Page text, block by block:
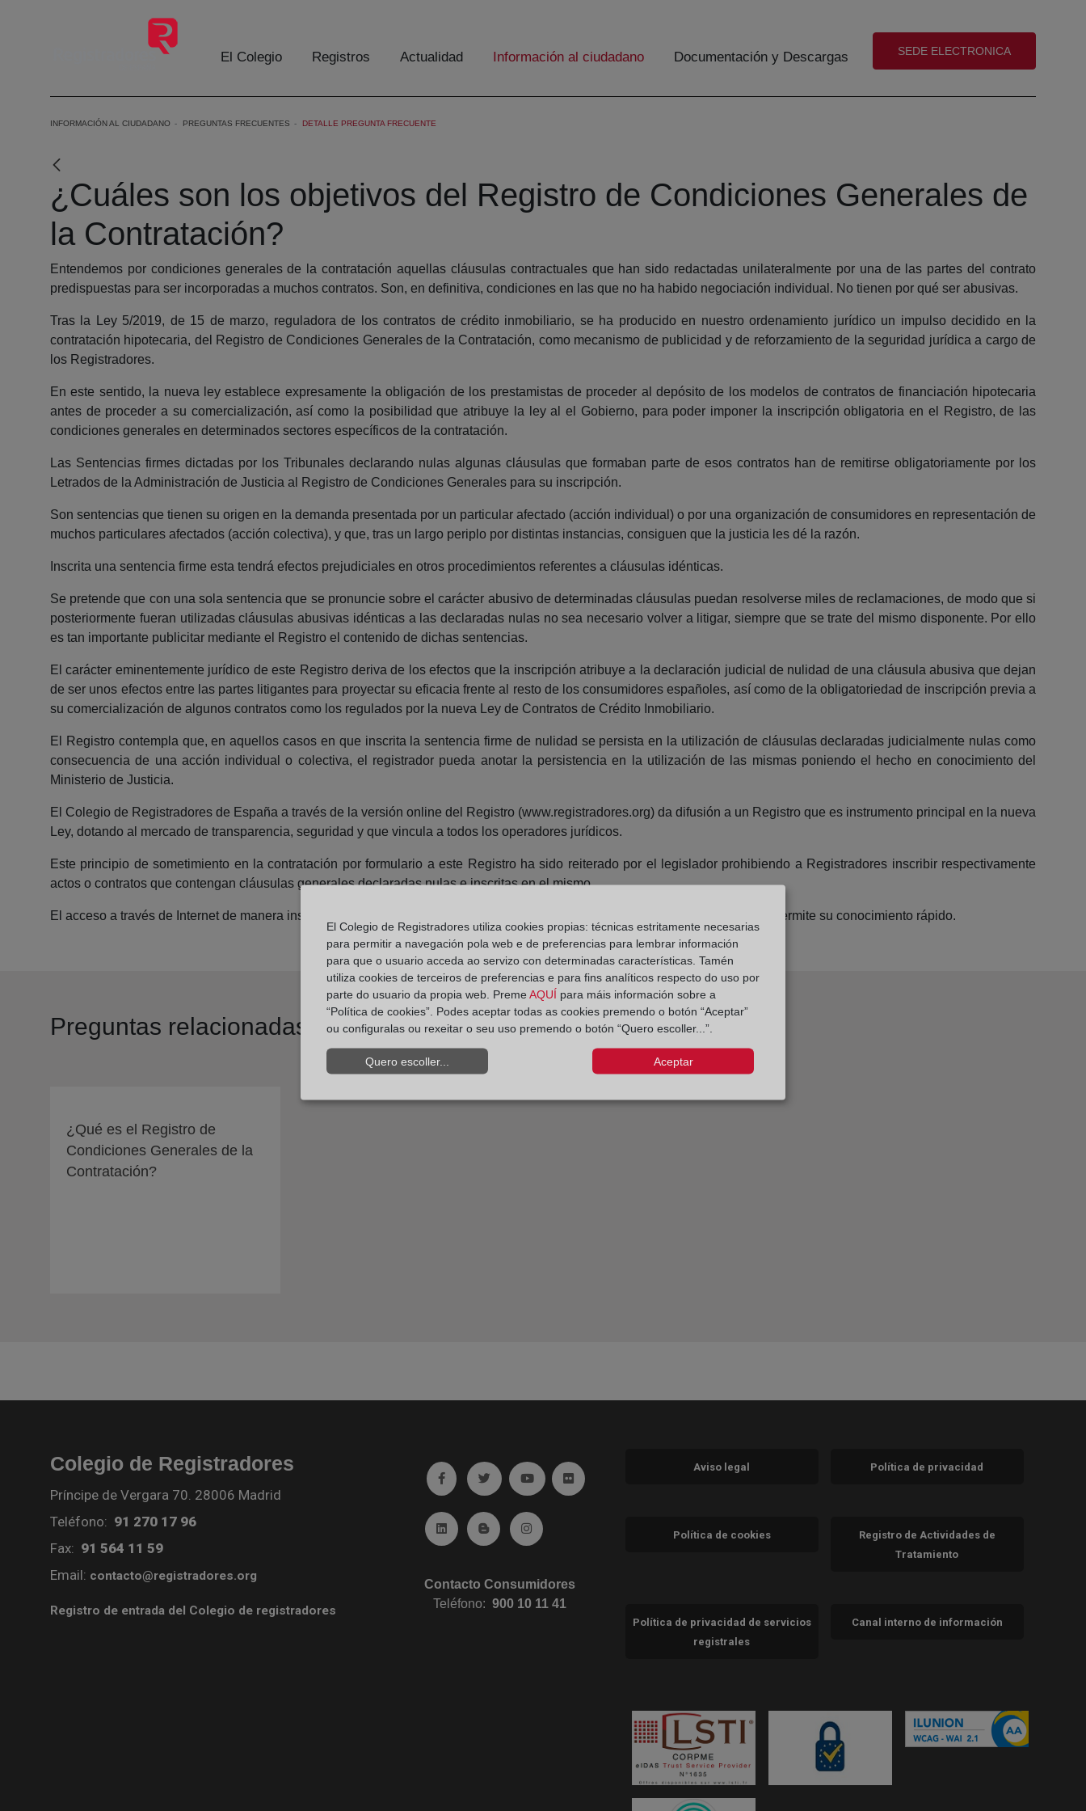
El Colegio Registros Actualidad Información al ciudadano Documentación y Descargas (abre en nueva ventana)
SEDE ELECTRONICA
INFORMACIÓN AL CIUDADANO PREGUNTAS FRECUENTES DETALLE PREGUNTA FRECUENTE
¿Cuáles son los objetivos del Registro de Condiciones Generales de
la Contratación?
Entendemos por condiciones generales de la contratación aquellas cláusulas contractuales que han sido redactadas unilateralmente por una de las partes del contrato
predispuestas para ser incorporadas a muchos contratos. Son, en definitiva, condiciones en las que no ha habido negociación individual. No tienen por qué ser abusivas.
Tras la Ley 5/2019, de 15 de marzo, reguladora de los contratos de crédito inmobiliario, se ha producido en nuestro ordenamiento jurídico un impulso decidido en la
contratación hipotecaria, del Registro de Condiciones Generales de la Contratación, como mecanismo de publicidad y de reforzamiento de la seguridad jurídica a cargo de
los Registradores.
En este sentido, la nueva ley establece expresamente la obligación de los prestamistas de proceder al depósito de los modelos de contratos de financiación hipotecaria
antes de proceder a su comercialización, así como la posibilidad que atribuye la ley al el Gobierno, para poder imponer la inscripción obligatoria en el Registro, de las
condiciones generales en determinados sectores específicos de la contratación.
Las Sentencias firmes dictadas por los Tribunales declarando nulas algunas cláusulas que formaban parte de esos contratos han de remitirse obligatoriamente por los
Letrados de la Administración de Justicia al Registro de Condiciones Generales para su inscripción.
Son sentencias que tienen su origen en la demanda presentada por un particular afectado (acción individual) o por una organización de consumidores en representación de
muchos particulares afectados (acción colectiva), y que, tras un largo periplo por distintas instancias, consiguen que la justicia les dé la razón.
Inscrita una sentencia firme esta tendrá efectos prejudiciales en otros procedimientos referentes a cláusulas idénticas.
Se pretende que con una sola sentencia que se pronuncie sobre el carácter abusivo de determinadas cláusulas puedan resolverse miles de reclamaciones, de modo que si
posteriormente fueran utilizadas cláusulas abusivas idénticas a las declaradas nulas no sea necesario volver a litigar, siempre que se trate del mismo disponente. Por ello
es tan importante publicitar mediante el Registro el contenido de dichas sentencias.
El carácter eminentemente jurídico de este Registro deriva de los efectos que la inscripción atribuye a la declaración judicial de nulidad de una cláusula abusiva que dejan
de ser unos efectos entre las partes litigantes para proyectar su eficacia frente al resto de los consumidores españoles, así como de la obligatoriedad de inscripción previa a
su comercialización de algunos contratos como los regulados por la nueva Ley de Contratos de Crédito Inmobiliario.
El Registro contempla que, en aquellos casos en que inscrita la sentencia firme de nulidad se persista en la utilización de cláusulas declaradas judicialmente nulas como
consecuencia de una acción individual o colectiva, el registrador pueda anotar la persistencia en la utilización de las mismas poniendo el hecho en conocimiento del
Ministerio de Justicia.
El Colegio de Registradores de España a través de la versión online del Registro (www.registradores.org) da difusión a un Registro que es instrumento principal en la nueva
Ley, dotando al mercado de transparencia, seguridad y que vincula a todos los operadores jurídicos.
Este principio de sometimiento en la contratación por formulario a este Registro ha sido reiterado por el legislador prohibiendo a Registradores inscribir respectivamente
actos o contratos que contengan cláusulas generales declaradas nulas e inscritas en el mismo.
El acceso a través de Internet de manera instantánea y gratuita a este Registro de Condiciones permanentemente actualizado permite su conocimiento rápido.
Preguntas relacionadas
¿Qué es el Registro de
Condiciones Generales de la
Contratación?
Colegio de Registradores
Príncipe de Vergara 70. 28006 Madrid
Teléfono: 91 270 17 96
Fax: 91 564 11 59
Email: contacto@registradores.org
Registro de entrada del Colegio de registradores
Ir a facebook (abre en ventana nueva)
Ir a twitter (abre en ventana nueva)
Ir a YouTube (abre en ventana nueva)
Ir a Flickr (abre en ventana nueva)
Ir a Linkedin (abre en ventana nueva)
Ir al Blog (abre en ventana nueva)
Ir a Instagram (abre en ventana nueva)
Contacto Consumidores
Teléfono:900 10 11 41
Aviso legal Política de privacidad
Política de cookies
Registro de Actividades de
Tratamiento
Política de privacidad de servicios
registrales
Canal interno de información
El Colegio de Registradores utiliza cookies propias: técnicas estritamente necesarias
para permitir a navegación pola web e de preferencias para lembrar información
para que o usuario acceda ao servizo con determinadas características. Tamén
utiliza cookies de terceiros de preferencias e para fins analíticos respecto do uso por
parte do usuario da propia web. Preme AQUÍ para máis información sobre a
“Política de cookies”. Podes aceptar todas as cookies premendo o botón “Aceptar”
ou configuralas ou rexeitar o seu uso premendo o botón “Quero escoller...”.
Quero escoller... Aceptar